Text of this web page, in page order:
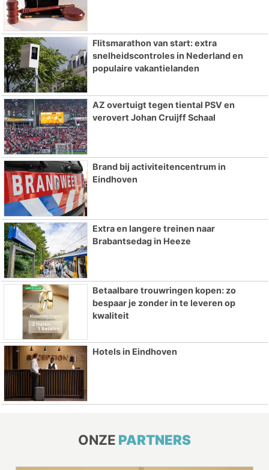
Flitsmarathon van start: extra
snelheidscontroles in Nederland en
populaire vakantielanden
AZ overtuigt tegen tiental PSV en
verovert Johan Cruijff Schaal
Brand bij activiteitencentrum in
Eindhoven
Extra en langere treinen naar
Brabantsedag in Heeze
Betaalbare trouwringen kopen: zo
bespaar je zonder in te leveren op
kwaliteit
Hotels in Eindhoven
ONZE PARTNERS